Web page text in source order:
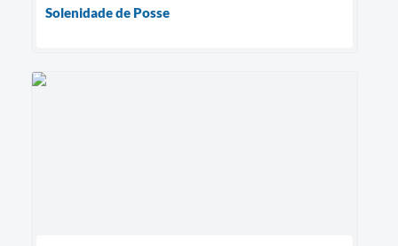
Solenidade de Posse